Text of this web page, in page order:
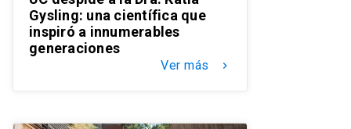
Gysling: una científica que
inspiró a innumerables
generaciones
Ver más keyboard_arrow_right